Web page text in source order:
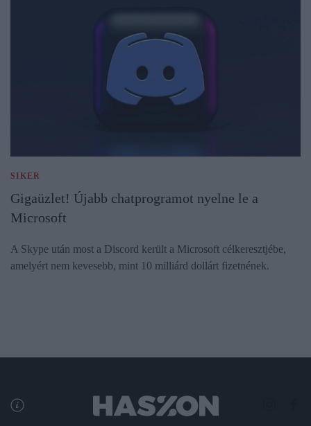
SIKER
Gigaüzlet! Újabb chatprogramot nyelne le a
Microsoft
A Skype után most a Discord került a Microsoft célkeresztjébe,
amelyért nem kevesebb, mint 10 milliárd dollárt fizetnének.